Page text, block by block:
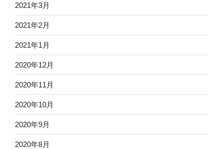
2021年3月
2021年2月
2021年1月
2020年12月
2020年11月
2020年10月
2020年9月
2020年8月